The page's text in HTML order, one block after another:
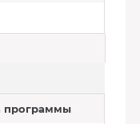
программы